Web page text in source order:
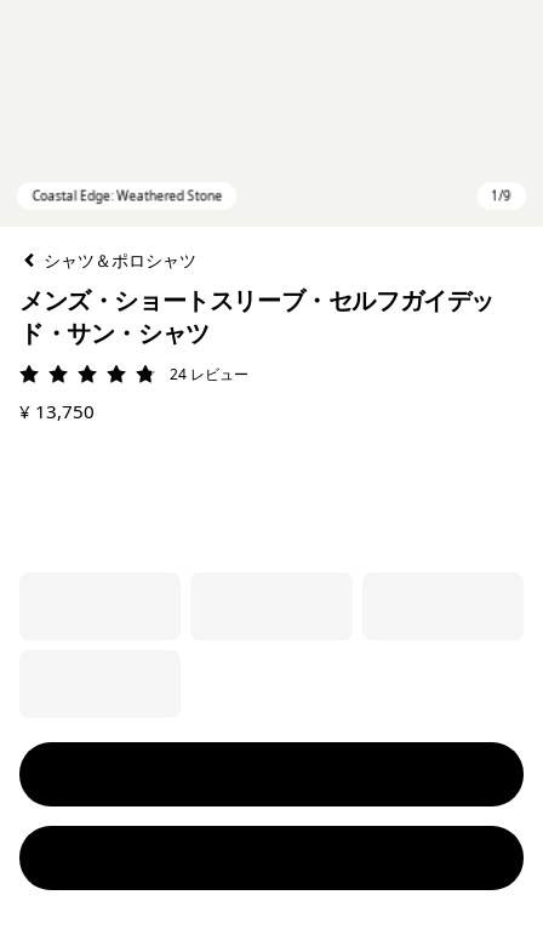
シャツ＆ポロシャツ
メンズ・ショートスリーブ・セルフガイデッ
ド・サン・シャツ
評価: 4.8 / 5
24 レビュー
¥ 13,750